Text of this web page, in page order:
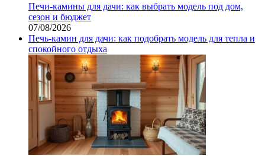
Печи-камины для дачи: как выбрать модель под дом,
сезон и бюджет
07/08/2026
Печь-камин для дачи: как подобрать модель для тепла и
спокойного отдыха